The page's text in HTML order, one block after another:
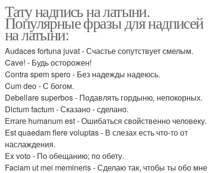
Тату надпись на латыни.
Популярные фразы для надписей
на латыни:
Audaces fortuna juvat - Счастье сопутствует смелым.
Cave! - Будь осторожен!
Contra spem spero - Без надежды надеюсь.
Cum deo - С богом.
Debellare superbos - Подавлять гордыню, непокорных.
Dictum factum - Сказано - сделано.
Еrrаrе humanum est - Ошибаться свойственно человеку.
Est quaedam flere voluptas - В слезах есть что-то от
наслаждения.
Ex voto - По обещанию; по обету.
Faciam ut mei memineris - Сделаю так, чтобы ты обо мне